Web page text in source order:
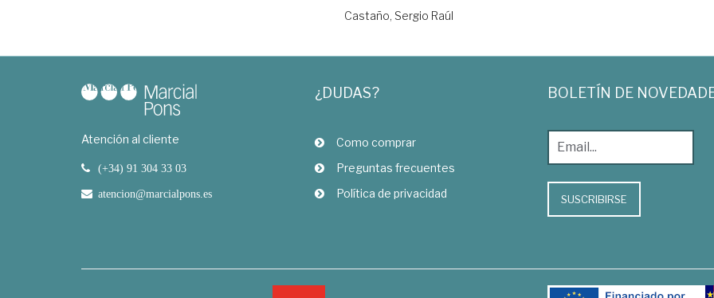
Castaño, Sergio Raúl
Atención al cliente
(+34) 91 304 33 03
atencion@marcialpons.es
¿DUDAS?
Como comprar
Preguntas frecuentes
Política de privacidad
BOLETÍN DE
SUSCRIBIRSE